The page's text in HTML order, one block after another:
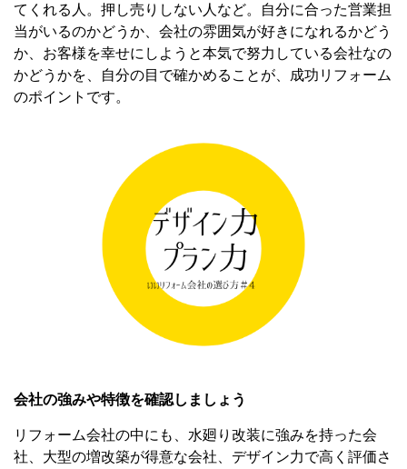
てくれる人。押し売りしない人など。自分に合った営業担
当がいるのかどうか、会社の雰囲気が好きになれるかどう
か、お客様を幸せにしようと本気で努力している会社なの
かどうかを、自分の目で確かめることが、成功リフォーム
のポイントです。
会社の強みや特徴を確認しましょう
リフォーム会社の中にも、水廻り改装に強みを持った会
社、大型の増改築が得意な会社、デザイン力で高く評価さ